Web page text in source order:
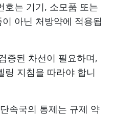
호는 기기, 소모품 또는
아닌 처방약에 적용됩
증된 차선이 필요하며,
링 지침을 따라야 합니
속국의 통제는 규제 약